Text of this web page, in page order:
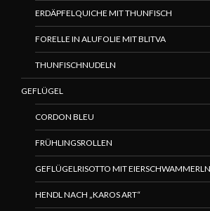
ERDÄPFELQUICHE MIT THUNFISCH
FORELLE IN ALUFOLIE MIT BLITVA
THUNFISCHNUDELN
GEFLÜGEL
CORDON BLEU
FRÜHLINGSROLLEN
GEFLÜGELRISOTTO MIT EIERSCHWAMMERLN
HENDL NACH „KAROS ART“